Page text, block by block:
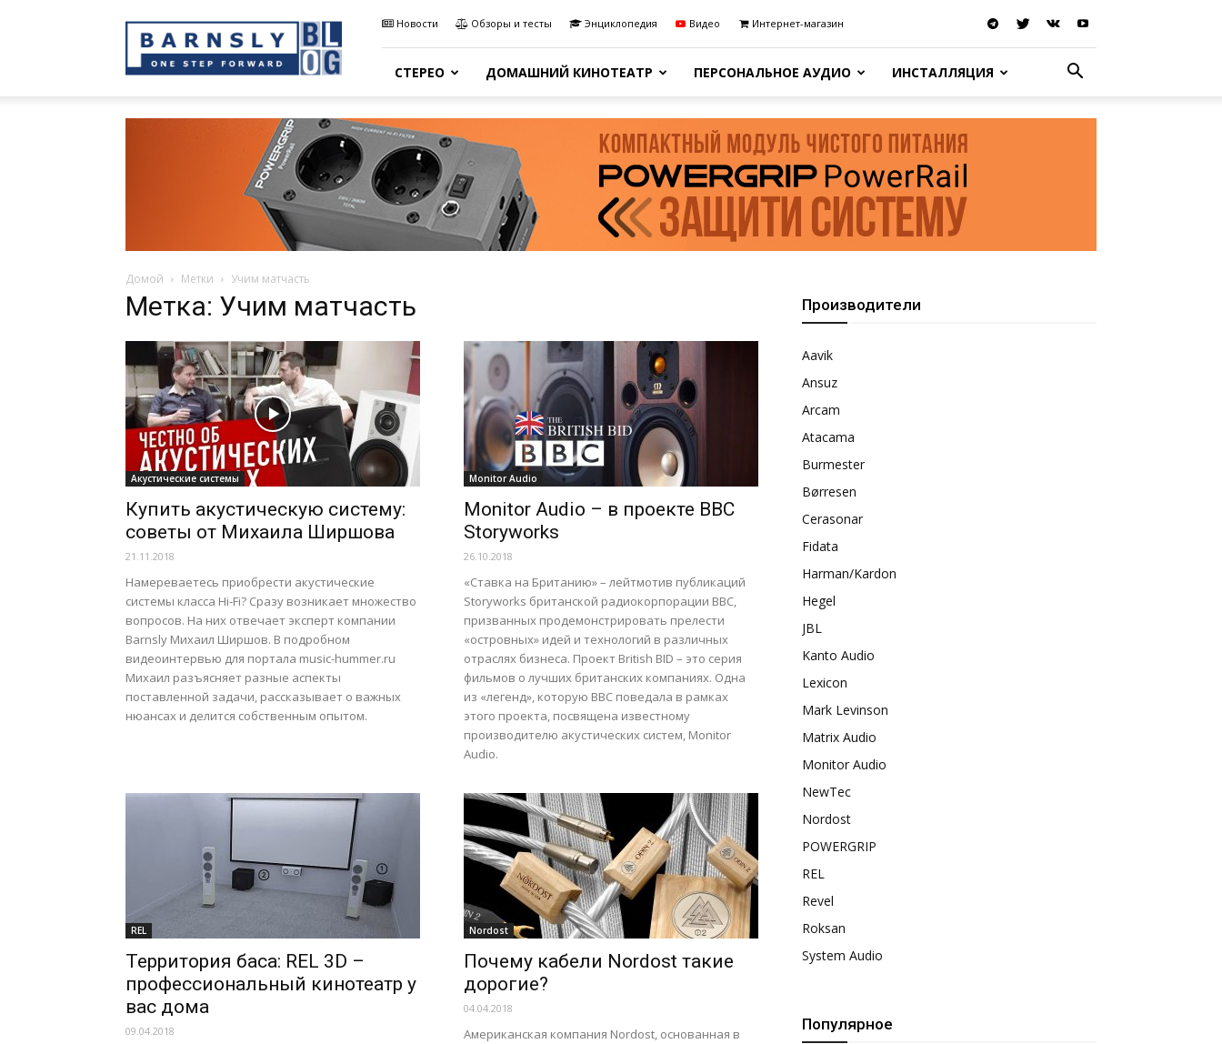
Sound
Blog
Новости Обзоры и тесты Энциклопедия Видео Интернет-магазин
СТЕРЕО ДОМАШНИЙ КИНОТЕАТР ПЕРСОНАЛЬНОЕ АУДИО ИНСТАЛЛЯЦИЯ
Домой Метки Учим матчасть
Метка: Учим матчасть
Акустические системы
Купить акустическую систему:
советы от Михаила Ширшова
21.11.2018
Намереваетесь приобрести акустические
системы класса Hi-Fi? Сразу возникает множество
вопросов. На них отвечает эксперт компании
Barnsly Михаил Ширшов. В подробном
видеоинтервью для портала music-hummer.ru
Михаил разъясняет разные аспекты
поставленной задачи, рассказывает о важных
нюансах и делится собственным опытом.
Monitor Audio
Monitor Audio – в проекте BBC
Storyworks
26.10.2018
«Ставка на Британию» – лейтмотив публикаций
Storyworks британской радиокорпорации BBC,
призванных продемонстрировать прелести
«островных» идей и технологий в различных
отраслях бизнеса. Проект British BID – это серия
фильмов о лучших британских компаниях. Одна
из «легенд», которую BBC поведала в рамках
этого проекта, посвящена известному
производителю акустических систем, Monitor
Audio.
REL
Территория баса: REL 3D –
профессиональный кинотеатр у
вас дома
09.04.2018
Nordost
Почему кабели Nordost такие
дорогие?
04.04.2018
Американская компания Nordost, основанная в
Производители
Aavik
Ansuz
Arcam
Atacama
Burmester
Børresen
Cerasonar
Fidata
Harman/Kardon
Hegel
JBL
Kanto Audio
Lexicon
Mark Levinson
Matrix Audio
Monitor Audio
NewTec
Nordost
POWERGRIP
REL
Revel
Roksan
System Audio
Популярное